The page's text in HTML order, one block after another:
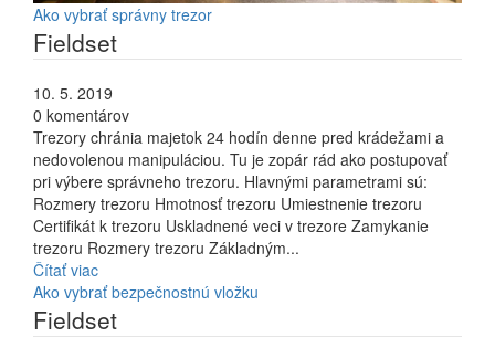
Ako vybrať správny trezor
Fieldset
10. 5. 2019
0 komentárov
Trezory chránia majetok 24 hodín denne pred krádežami a
nedovolenou manipuláciou. Tu je zopár rád ako postupovať
pri výbere správneho trezoru. Hlavnými parametrami sú:
Rozmery trezoru Hmotnosť trezoru Umiestnenie trezoru
Certifikát k trezoru Uskladnené veci v trezore Zamykanie
trezoru Rozmery trezoru Základným...
Čítať viac
Ako vybrať bezpečnostnú vložku
Fieldset